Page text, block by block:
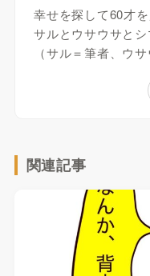
幸せを探して60才
サルとウサウサとシ
（サル＝筆者、ウ
関連記事